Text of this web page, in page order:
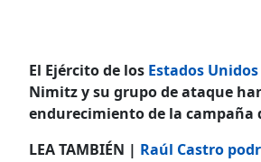
El Ejército de los Estados Unidos
Nimitz y su grupo de ataque
endurecimiento de la campaña
LEA TAMBIÉN | Raúl Castro